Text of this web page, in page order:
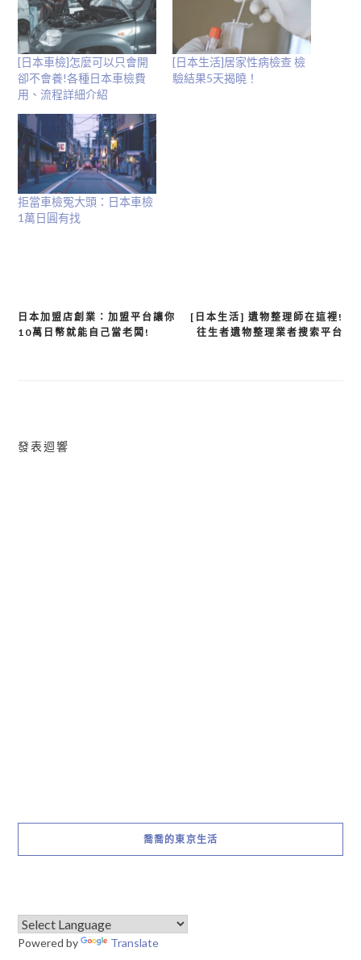
中
開
啟)
[日本車檢]怎麼可以只會開
卻不會養!各種日本車檢費
用、流程詳細介紹
[日本生活]居家性病檢查 檢
驗結果5天揭曉！
拒當車檢冤大頭：日本車檢
1萬日圓有找
文
[日本生活] 遺物整理師在這裡!
往生者遺物整理業者搜索平台
日本加盟店創業：加盟平台讓你
10萬日幣就能自己當老闆!
發表迴響
喬喬的東京生活
Powered by Translate